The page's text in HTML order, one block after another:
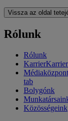
Vissza az oldal
Rólunk
Rólunk
Karrier
Médiaközpont
tab
Bolygónk
Közösségeink